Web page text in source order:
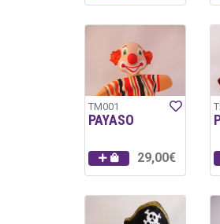
TM001
PAYASO
29,00€